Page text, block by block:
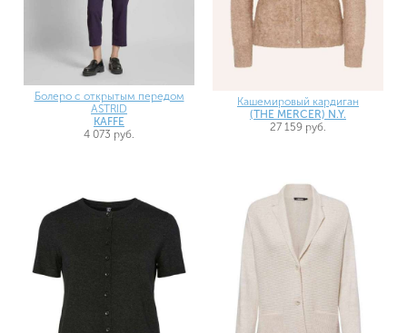
Болеро с открытым передом
ASTRID
KAFFE
4 073 руб.
Кашемировый кардиган
(THE MERCER) N.Y.
27 159 руб.